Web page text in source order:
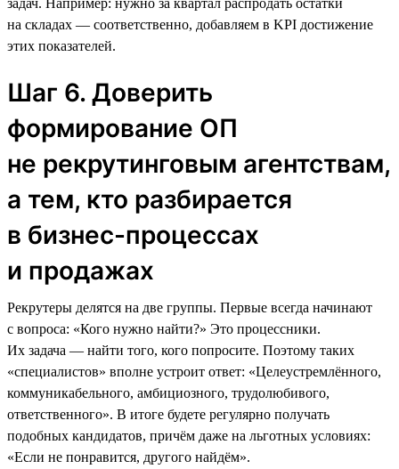
на складах — соответственно, добавляем в KPI достижение
этих показателей.
Шаг 6. Доверить
формирование ОП
не рекрутинговым агентствам,
а тем, кто разбирается
в бизнес-процессах
и продажах
Рекрутеры делятся на две группы. Первые всегда начинают
с вопроса: «Кого нужно найти?» Это процессники.
Их задача — найти того, кого попросите. Поэтому таких
«специалистов» вполне устроит ответ: «Целеустремлённого,
коммуникабельного, амбициозного, трудолюбивого,
ответственного». В итоге будете регулярно получать
подобных кандидатов, причём даже на льготных условиях:
«Если не понравится, другого найдём».